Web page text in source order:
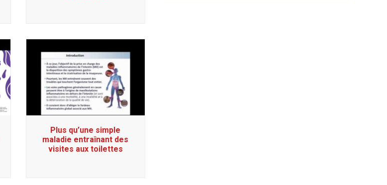
Plus qu’une simple
maladie entraînant des
visites aux toilettes